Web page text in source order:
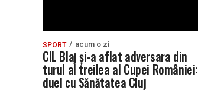
SPORT acum o zi
CIL Blaj și-a aflat adversara din
turul al treilea al Cupei României:
duel cu Sănătatea Cluj